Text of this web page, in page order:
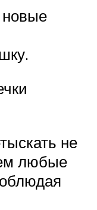
новые
не
любые